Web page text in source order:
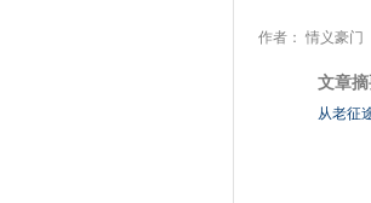
作者： 情义豪门
文章
从老征